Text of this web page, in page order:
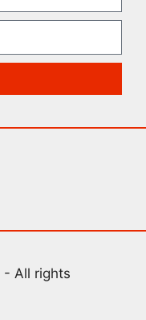
- All rights